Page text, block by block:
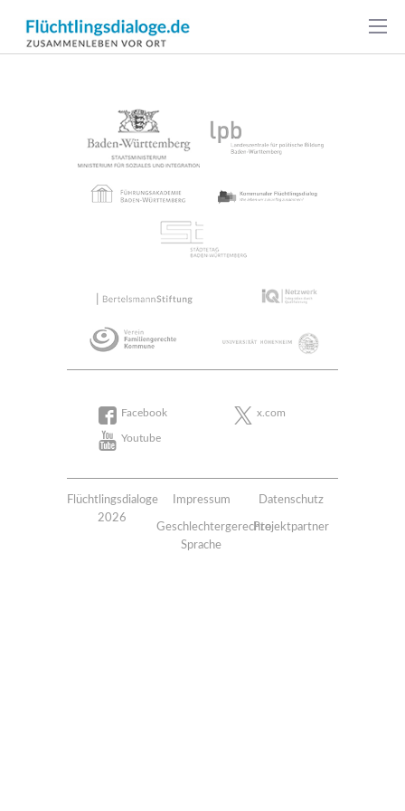
Facebook x.com
Youtube
Flüchtlingsdialoge
2026
Impressum Datenschutz
Geschlechtergerechte
Sprache
Projektpartner